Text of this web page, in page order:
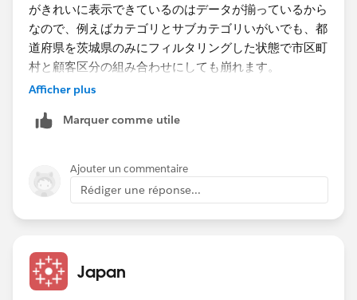
がきれいに表示できているのはデータが揃っているから
なので、例えばカテゴリとサブカテゴリいがいでも、都
道府県を茨城県のみにフィルタリングした状態で市区町
村と顧客区分の組み合わせにしても崩れます。
この問題を回避するには網羅的な組み合わせを持つデー
Afficher plus
Marquer comme utile
Ajouter un commentaire
Rédiger une réponse...
Japan